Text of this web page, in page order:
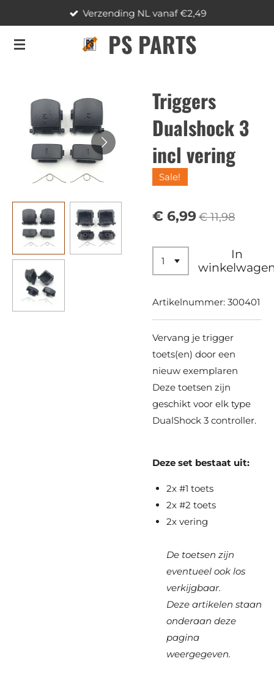
naar
PS PARTS
Verzending NL vanaf €2,49
Triggers
Dualshock 3
incl vering
Sale!
€ 6,99 € 11,98
In
Artikelnummer: 300401
Vervang je trigger
toets(en) door een
nieuw exemplaren
​Deze toetsen zijn
geschikt voor elk type
DualShock 3 controller.
Deze set bestaat uit:
2x #1 toets
2x #2 toets
2x vering
De toetsen zijn
eventueel ook los
verkijgbaar.
Deze artikelen staan
onderaan deze
pagina
weergegeven.